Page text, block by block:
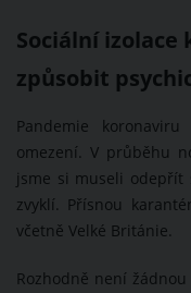
Sociální
způsobit
Pandemie
omezení. V průběhu
jsme si museli odepřít
zvyklí. Přísnou
včetně Velké Británie.
Rozhodně není